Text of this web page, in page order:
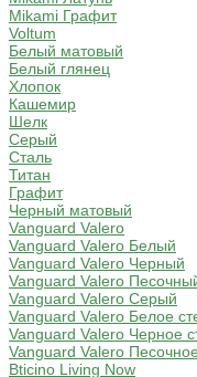
Mikami Графит
Voltum
Белый матовый
Белый глянец
Хлопок
Кашемир
Шелк
Серый
Сталь
Титан
Графит
Черный матовый
Vanguard Valero
Vanguard Valero Белый
Vanguard Valero Черный
Vanguard Valero
Vanguard Valero Серый
Vanguard Valero Белое
Vanguard Valero Черное
Vanguard Valero
Bticino Living Now